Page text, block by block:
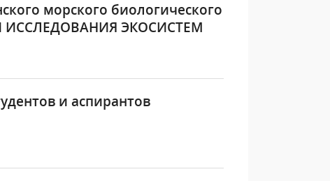
морского биологического
ИССЛЕДОВАНИЯ ЭКОСИСТЕМ
и аспирантов